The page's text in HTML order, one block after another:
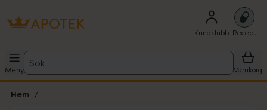
Kundklubb Recept
Meny
Sök
Varukorg
Hem